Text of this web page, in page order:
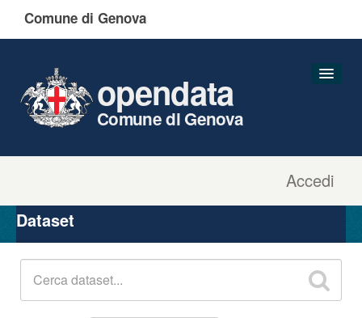
Comune di Genova
Accedi
opendata
Comune di Genova
Organizzazioni
Gruppi
Dataset